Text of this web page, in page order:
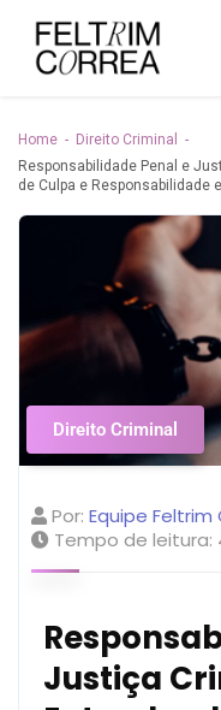
Home
Direito Criminal
Responsabilidade Penal e
de Culpa e Responsabilidade
Direito Criminal
Por: Equipe Feltrim
Tempo de leitura:
Justiça